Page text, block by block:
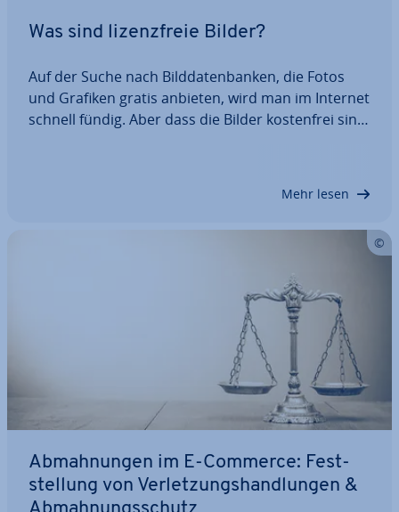
Was sind li­zenz­freie Bilder?
Auf der Suche nach Bild­da­ten­ban­ken, die Fotos
und Grafiken gratis anbieten, wird man im Internet
schnell fündig. Aber dass die Bilder kos­ten­frei sind,
Mehr lesen
Ab­mah­nun­gen im E-Commerce: Fest­
stel­lung von Ver­let­zungs­hand­lun­gen &